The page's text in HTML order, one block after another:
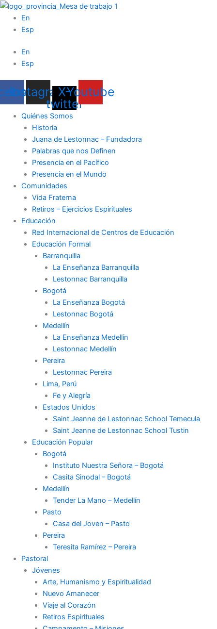
Ir
contenido
En
Esp
En
Esp
Instagram
X-
twitter
Youtube
Quiénes Somos
Historia
Juana de Lestonnac – Fundadora
Palabras que nos Definen
Presencia en el Pacífico
Presencia en el Mundo
Comunidades
Vida Fraterna
Retiros – Ejercicios Espirituales
Educación
Red Internacional de Centros de Educación
Educación Formal
Barranquilla
La Enseñanza Barranquilla
Lestonnac Barranquilla
Bogotá
La Enseñanza Bogotá
Lestonnac Bogotá
Medellín
La Enseñanza Medellín
Lestonnac Medellín
Pereira
Lestonnac Pereira
Lima, Perú
Fe y Alegría
Estados Unidos
Saint Jeanne de Lestonnac School Temecula
Saint Jeanne de Lestonnac School Tustin
Educación Popular
Bogotá
Instituto Nuestra Señora – Bogotá
Casita Sinodal – Bogotá
Medellín
Tender La Mano – Medellín
Pasto
Casa del Joven – Pasto
Pereira
Teresita Ramírez – Pereira
Pastoral
Jóvenes
Arte, Humanismo y Espiritualidad
Nuevo Amanecer
Viaje al Corazón
Retiros Espirituales